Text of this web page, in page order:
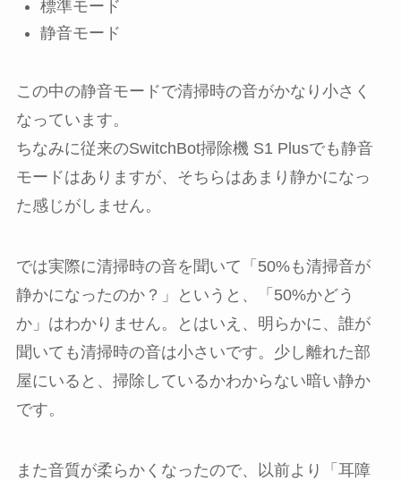
標準モード
静音モード
この中の静音モードで清掃時の音がかなり小さく
なっています。
ちなみに従来のSwitchBot掃除機 S1 Plusでも静音
モードはありますが、そちらはあまり静かになっ
た感じがしません。
では実際に清掃時の音を聞いて「50%も清掃音が
静かになったのか？」というと、「50%かどう
か」はわかりません。とはいえ、明らかに、誰が
聞いても清掃時の音は小さいです。少し離れた部
屋にいると、掃除しているかわからない暗い静か
です。
また音質が柔らかくなったので、以前より「耳障